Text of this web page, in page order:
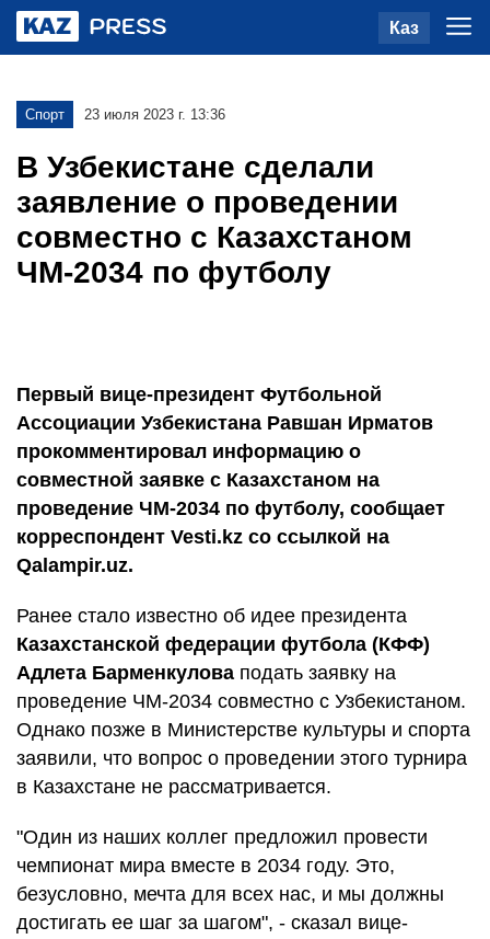
Каз
Спорт 23 июля 2023 г. 13:36
В Узбекистане сделали
заявление о проведении
совместно с Казахстаном
ЧМ-2034 по футболу
Первый вице-президент Футбольной
Ассоциации Узбекистана Равшан Ирматов
прокомментировал информацию о
совместной заявке с Казахстаном на
проведение ЧМ-2034 по футболу, сообщает
корреспондент Vesti.kz со ссылкой на
Qalampir.uz.
Ранее стало известно об идее президента
Казахстанской федерации футбола (КФФ)
Адлета Барменкулова подать заявку на
проведение ЧМ-2034 совместно с Узбекистаном.
Однако позже в Министерстве культуры и спорта
заявили, что вопрос о проведении этого турнира
в Казахстане не рассматривается.
"Один из наших коллег предложил провести
чемпионат мира вместе в 2034 году. Это,
безусловно, мечта для всех нас, и мы должны
достигать ее шаг за шагом", - сказал вице-